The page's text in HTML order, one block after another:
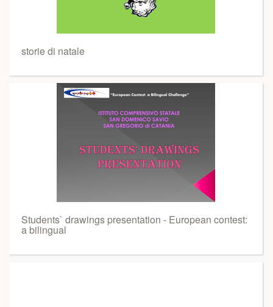
storie di natale
Students` drawings presentation - European contest:
a bilingual